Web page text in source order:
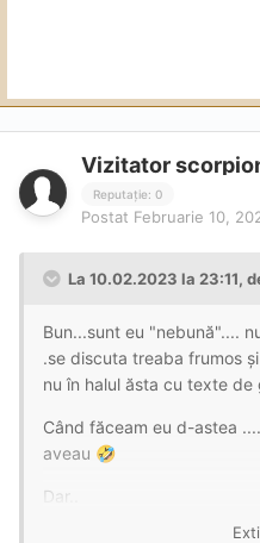
Vizitator
Reputație: 0
Postat Februarie 10,
La 10.02.2023 la 23:11,
Bun...sunt eu "nebună"....
.se discuta treaba frumos
nu în halul ăsta cu texte de
Când făceam eu d-astea
aveau 🤣
Dar..